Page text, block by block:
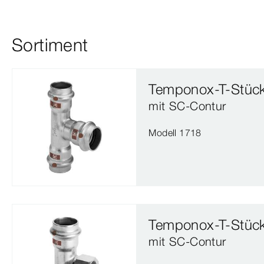
Sortiment
Temponox-T-
mit SC‑Contur
Modell 1718
Temponox-T-
mit SC‑Contur